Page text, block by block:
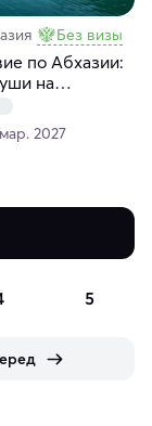
Без визы
по Абхазии:
на
2027
5